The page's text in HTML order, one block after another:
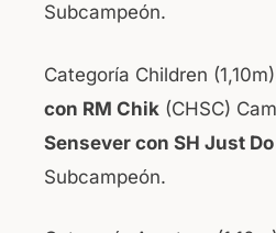
Subcampeón.
Categoría Children
con RM Chik (CHSC)
Sensever con SH Just
Subcampeón.